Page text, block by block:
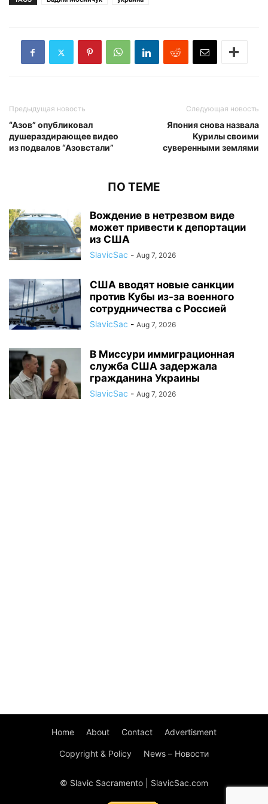
Предыдущая новость
“Азов” опубликовал
душераздирающее видео
из подвалов “Азовстали”
Следующая новость
Япония снова назвала
Курилы своими
суверенными землями
ПО ТЕМЕ
Вождение в нетрезвом виде
может привести к депортации
из США
SlavicSac - Aug 7, 2026
США вводят новые санкции
против Кубы из-за военного
сотрудничества с Россией
SlavicSac - Aug 7, 2026
В Миссури иммиграционная
служба США задержала
гражданина Украины
SlavicSac - Aug 7, 2026
Home About Contact Advertisment
Copyright & Policy News – Новости
© Slavic Sacramento | SlavicSac.com